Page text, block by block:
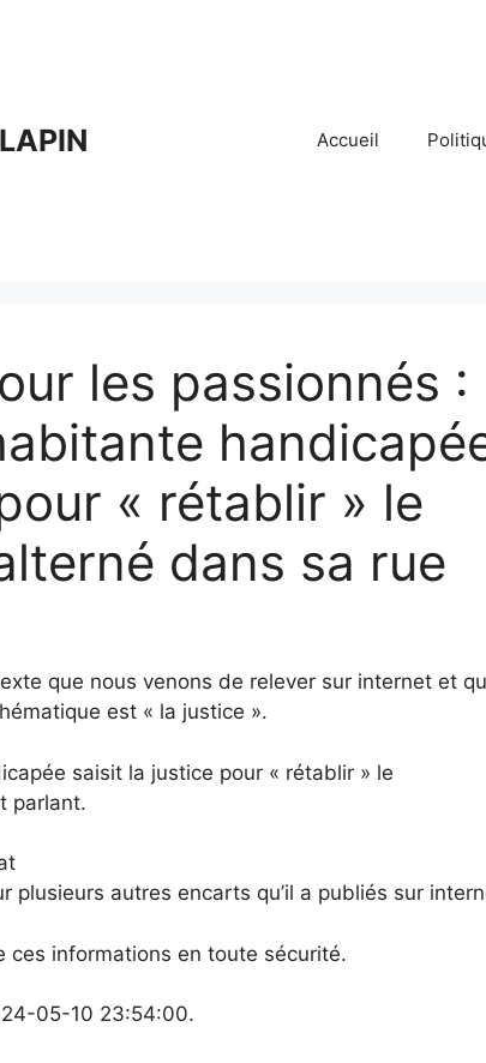
Accueil
les passionnés :
« rétablir » le
dans sa rue
que nous venons de relever sur internet et
est « la justice ».
saisit la justice pour « rétablir » le
parlant.
plusieurs autres encarts qu’il a publiés sur
ces informations en toute sécurité.
05-10 23:54:00.